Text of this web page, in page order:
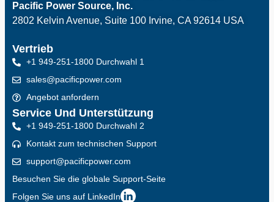
Pacific Power Source, Inc.
2802 Kelvin Avenue, Suite 100 Irvine, CA 92614 USA
Vertrieb
+1 949-251-1800 Durchwahl 1
sales@pacificpower.com
Angebot anfordern
Service Und Unterstützung
+1 949-251-1800 Durchwahl 2
Kontakt zum technischen Support
support@pacificpower.com
Besuchen Sie die globale Support-Seite
Folgen Sie uns auf LinkedIn